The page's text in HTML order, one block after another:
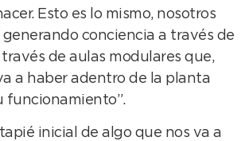
Esto es lo mismo, nosotros
conciencia a través de
través de aulas modulares que,
a haber adentro de la planta
funcionamiento”.
inicial de algo que nos va a